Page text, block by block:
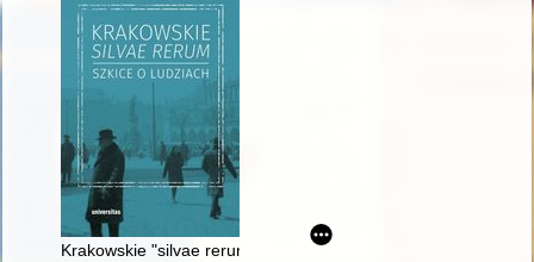
Krakowskie "silvae rerum" : szkice o ludziach